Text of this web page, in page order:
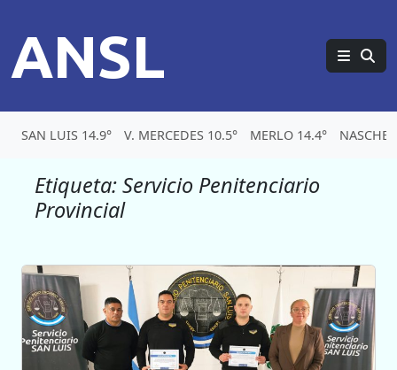
ANSL
SAN LUIS 14.9° V. MERCEDES 10.5° MERLO 14.4°
Etiqueta:Servicio Penitenciario
Provincial